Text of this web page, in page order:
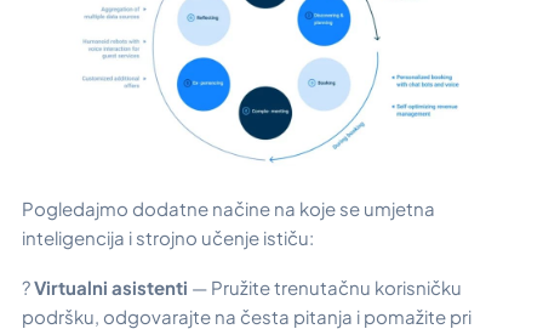
Pogledajmo dodatne načine na koje se umjetna
inteligencija i strojno učenje ističu:
?Virtualni asistenti — Pružite trenutačnu korisničku
podršku, odgovarajte na česta pitanja i pomažite pri